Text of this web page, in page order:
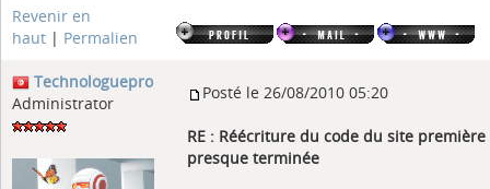
Revenir en
haut | Permalien
Technologuepro
Administrator
Posté le 26/08/2010 05:20
RE : Réécriture du code du site première
presque terminée